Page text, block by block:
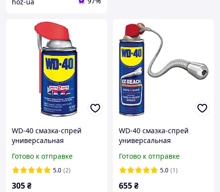
WD-40 смазка-спрей
универсальная
Готово к отправке
5.0 (2)
305₴
WD-40 смазка-спрей
универсальная
Готово к отправке
5.0 (1)
655₴